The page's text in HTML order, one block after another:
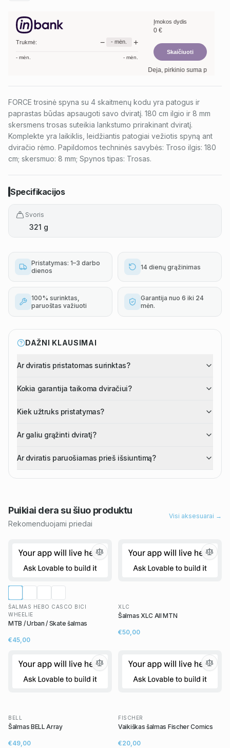
Trukmė: − - mėn. +
- mėn. -mėn.
Įmokos dydis
0 €
Skaičiuoti
Deja, pirkinio suma per
FORCE trosinė spyna su 4 skaitmenų kodu yra patogus ir
paprastas būdas apsaugoti savo dviratį. 180 cm ilgio ir 8 mm
skersmens trosas suteikia lankstumo prirakinant dviratį.
Komplekte yra laikiklis, leidžiantis patogiai vežiotis spyną ant
dviračio rėmo. Papildomos techninės savybės: Troso ilgis: 180
cm; skersmuo: 8 mm; Spynos tipas: Trosas.
Specifikacijos
Svoris
321 g
Pristatymas: 1–3 darbo
dienos
14 dienų grąžinimas
100% surinktas,
paruoštas važiuoti
Garantija nuo 6 iki 24
mėn.
DAŽNI KLAUSIMAI
Ar dviratis pristatomas surinktas?
Kokia garantija taikoma dviračiui?
Kiek užtruks pristatymas?
Ar galiu grąžinti dviratį?
Ar dviratis paruošiamas prieš išsiuntimą?
Puikiai dera su šiuo produktu
Rekomenduojami priedai
Visi aksesuarai →
ŠALMAS HEBO CASCO BICI
WHEELIE
MTB / Urban / Skate šalmas
€45,00
XLC
Šalmas XLC All MTN
€50,00
BELL
Šalmas BELL Array
€49,00
FISCHER
Vaikiškas šalmas Fischer Comics
€20,00